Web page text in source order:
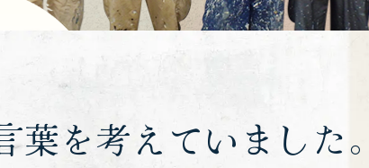
葉を考えていました